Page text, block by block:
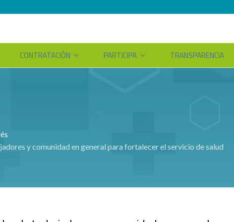
CONTRATACIÓN PARTICIPA TRANSPARENCIA
y comunidad en general para fortalecer el servicio de salud